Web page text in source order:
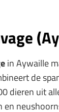
in Aywaille
de
dieren uit